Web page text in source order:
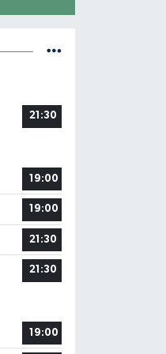
21:30
19:00
19:00
21:30
21:30
19:00